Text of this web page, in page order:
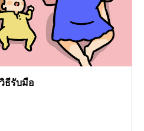
ธีรับมือ